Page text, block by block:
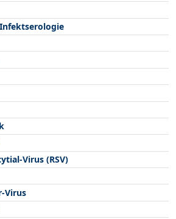
Virus (RSV)
Virus